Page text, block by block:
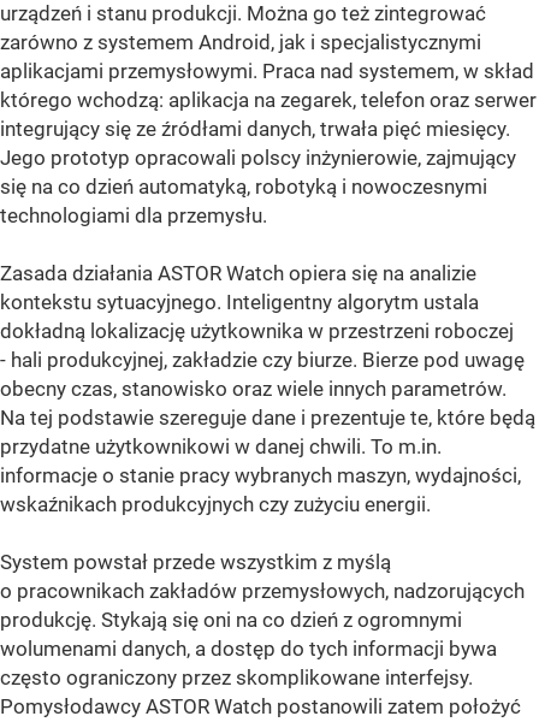
urządzeń i stanu produkcji. Można go też zintegrować
zarówno z systemem Android, jak i specjalistycznymi
aplikacjami przemysłowymi. Praca nad systemem, w skład
którego wchodzą: aplikacja na zegarek, telefon oraz serwer
integrujący się ze źródłami danych, trwała pięć miesięcy.
Jego prototyp opracowali polscy inżynierowie, zajmujący
się na co dzień automatyką, robotyką i nowoczesnymi
technologiami dla przemysłu.
Zasada działania ASTOR Watch opiera się na analizie
kontekstu sytuacyjnego. Inteligentny algorytm ustala
dokładną lokalizację użytkownika w przestrzeni roboczej
- hali produkcyjnej, zakładzie czy biurze. Bierze pod uwagę
obecny czas, stanowisko oraz wiele innych parametrów.
Na tej podstawie szereguje dane i prezentuje te, które będą
przydatne użytkownikowi w danej chwili. To m.in.
informacje o stanie pracy wybranych maszyn, wydajności,
wskaźnikach produkcyjnych czy zużyciu energii.
System powstał przede wszystkim z myślą
o pracownikach zakładów przemysłowych, nadzorujących
produkcję. Stykają się oni na co dzień z ogromnymi
wolumenami danych, a dostęp do tych informacji bywa
często ograniczony przez skomplikowane interfejsy.
Pomysłodawcy ASTOR Watch postanowili zatem położyć